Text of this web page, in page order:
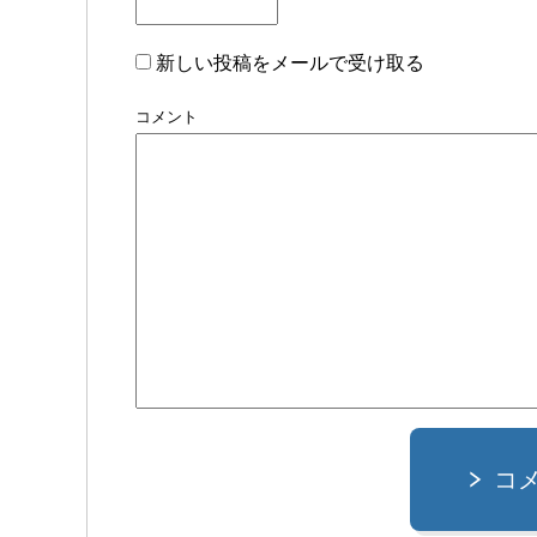
新しい投稿をメールで受け取る
コメント
コ